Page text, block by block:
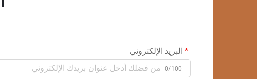
البريد الإلكتروني
0/100